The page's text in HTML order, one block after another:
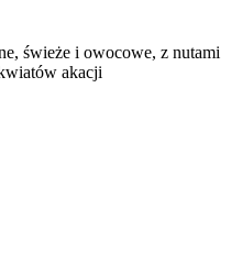
świeże i owocowe, z nutami
akacji